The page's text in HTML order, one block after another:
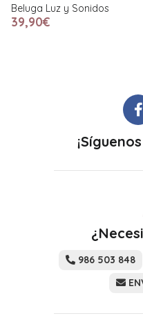
Gimnasio de
Arco Lion
57,90€
986 503 848